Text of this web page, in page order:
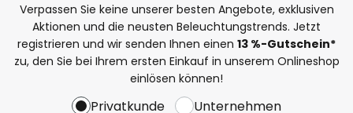
Verpassen Sie keine unserer besten Angebote, exklusiven
Aktionen und die neusten Beleuchtungstrends. Jetzt
registrieren und wir senden Ihnen einen 13 %-Gutschein*
zu, den Sie bei Ihrem ersten Einkauf in unserem Onlineshop
einlösen können!
Privatkunde Unternehmen